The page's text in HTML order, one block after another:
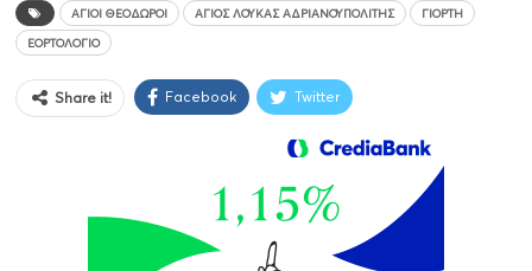
ΆΓΙΟΙ ΘΕΌΔΩΡΟΙ ΆΓΙΟΣ ΛΟΥΚΆΣ ΑΔΡΙΑΝΟΥΠΟΛΊΤΗΣ ΓΙΟΡΤΉ
ΕΟΡΤΟΛΌΓΙΟ
Share it! Facebook Twitter